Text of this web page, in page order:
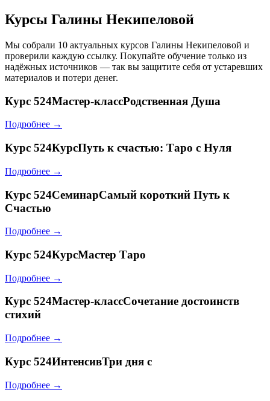
Курсы Галины Некипеловой
Мы собрали 10 актуальных курсов Галины Некипеловой и
проверили каждую ссылку. Покупайте обучение только из
надёжных источников — так вы защитите себя от устаревших
материалов и потери денег.
Курс 524Мастер-классРодственная Душа
Подробнее →
Курс 524КурсПуть к счастью: Таро с Нуля
Подробнее →
Курс 524СеминарСамый короткий Путь к
Счастью
Подробнее →
Курс 524КурсМастер Таро
Подробнее →
Курс 524Мастер-классСочетание достоинств
стихий
Подробнее →
Курс 524ИнтенсивТри дня с
Подробнее →